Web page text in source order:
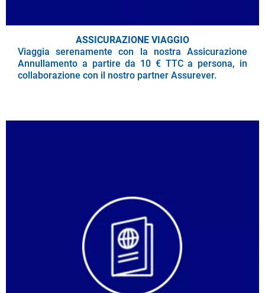
ASSICURAZIONE VIAGGIO
Viaggia serenamente con la nostra Assicurazione
Annullamento a partire da 10 € TTC a persona, in
collaborazione con il nostro partner Assurever.